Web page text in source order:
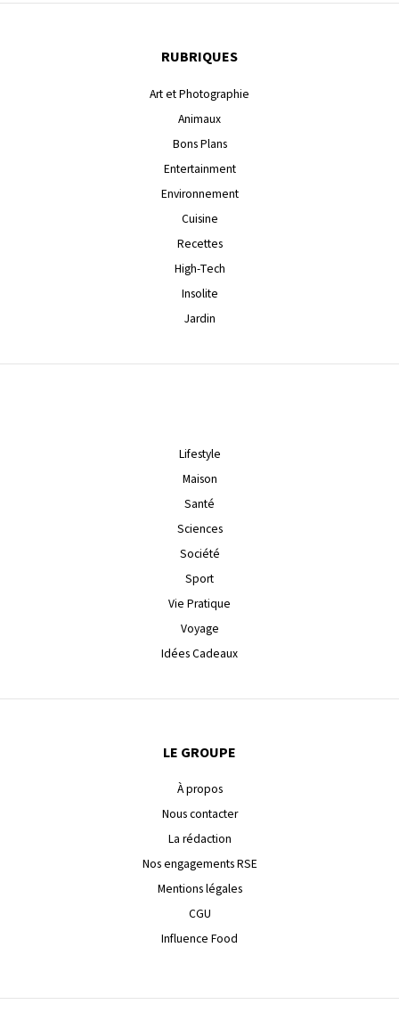
RUBRIQUES
Art et Photographie
Animaux
Bons Plans
Entertainment
Environnement
Cuisine
Recettes
High-Tech
Insolite
Jardin
Lifestyle
Maison
Santé
Sciences
Société
Sport
Vie Pratique
Voyage
Idées Cadeaux
LE GROUPE
À propos
Nous contacter
La rédaction
Nos engagements RSE
Mentions légales
CGU
Influence Food